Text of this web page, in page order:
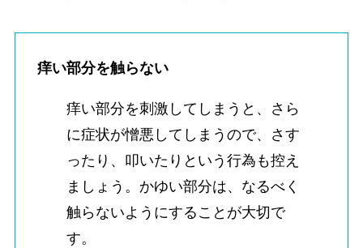
痒い部分を触らない
痒い部分を刺激してしまうと、さら
に症状が憎悪してしまうので、さす
ったり、叩いたりという行為も控え
ましょう。かゆい部分は、なるべく
触らないようにすることが大切で
す。